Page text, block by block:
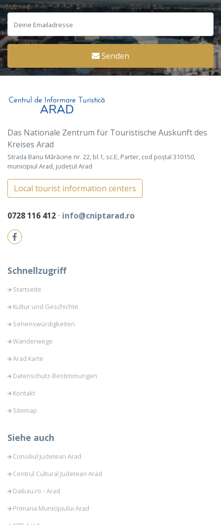
Senden
Das Nationale Zentrum für Touristische Auskunft des
Kreises Arad
Strada Banu Mărăcine nr. 22, bl.1, sc.E, Parter, cod poștal 310150,
municipiul Arad, județul Arad
Local tourist information centers
0728 116 412 ⋅ info@cniptarad.ro
Schnellzugriff
Startseite
Kultur und Geschichte
Sehenswürdigkeiten
Wanderwege
Arad Karte
Datenschutz-Bestimmungen
Kontakt
Sitemap
Siehe auch
Consiliul Judetean Arad
Centrul Cultural Judetean Arad
Daibau.ro - Arad
Primaria Municipiului Arad